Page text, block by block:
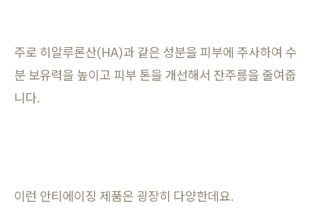
주로 히알루론산(HA)과 같은 성분을 피부에 주사하여 수
분 보유력을 높이고 피부 톤을 개선해서 잔주름을 줄여줍
니다.
이런 안티에이징 제품은 굉장히 다양한데요.